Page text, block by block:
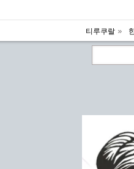
티루쿠랄